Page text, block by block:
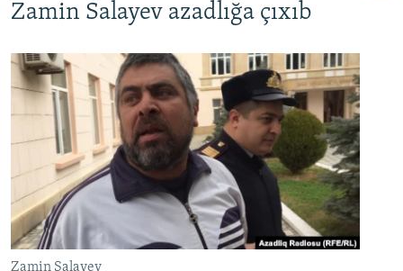
Zamin Salayev azadlığa çıxıb
Zamin Salayev